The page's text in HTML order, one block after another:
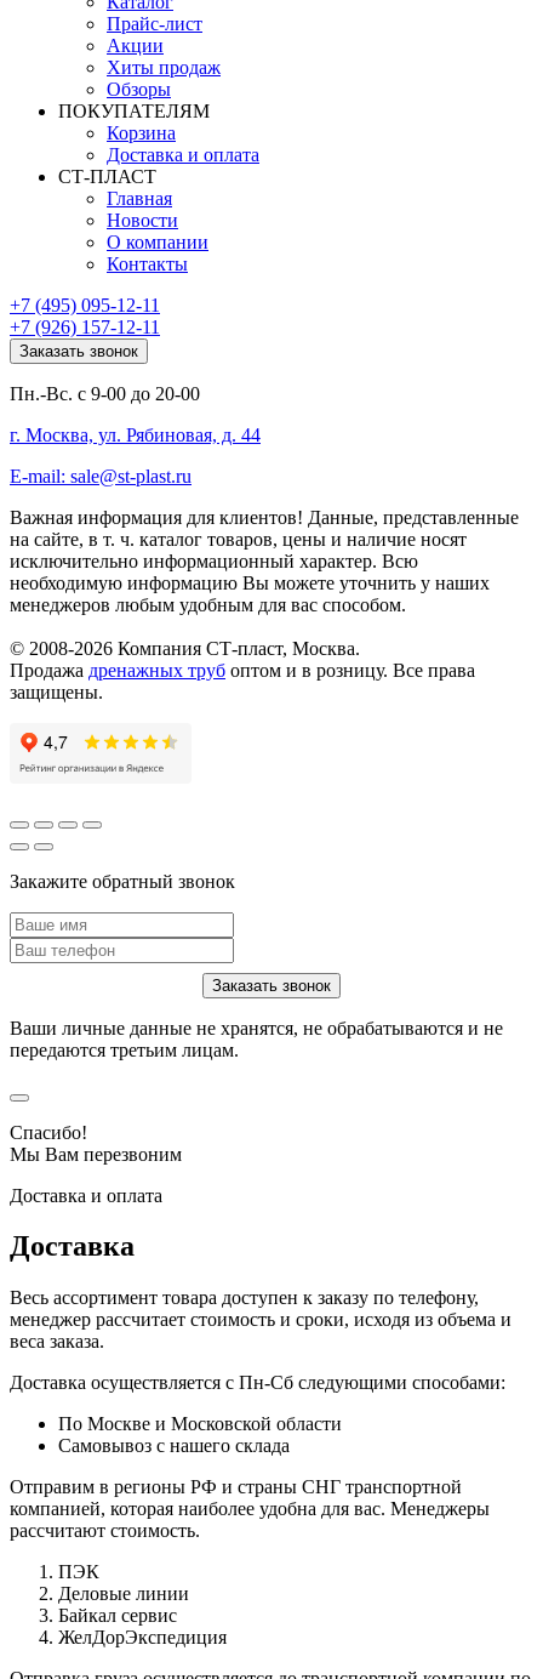
Прайс-лист
Акции
Хиты продаж
Обзоры
ПОКУПАТЕЛЯМ
Корзина
Доставка и оплата
СТ-ПЛАСТ
Главная
Новости
О компании
Контакты
+7 (495) 095-12-11
+7 (926) 157-12-11
Заказать звонок
Пн.-Вс. с 9-00 до 20-00
г. Москва, ул. Рябиновая, д. 44
E-mail: sale@st-plast.ru
Важная информация для клиентов! Данные, представленные
на сайте, в т. ч. каталог товаров, цены и наличие носят
исключительно информационный характер. Всю
необходимую информацию Вы можете уточнить у наших
менеджеров любым удобным для вас способом.
© 2008-2026 Компания СТ-пласт, Москва.
Продажа дренажных труб оптом и в розницу. Все права
защищены.
Закажите обратный звонок
Ваши личные данные не хранятся, не обрабатываются и не
передаются третьим лицам.
Спасибо!
Мы Вам перезвоним
Доставка и оплата
Доставка
Весь ассортимент товара доступен к заказу по телефону,
менеджер рассчитает стоимость и сроки, исходя из объема и
веса заказа.
Доставка осуществляется с Пн-Сб следующими способами:
По Москве и Московской области
Самовывоз с нашего склада
Отправим в регионы РФ и страны СНГ транспортной
компанией, которая наиболее удобна для вас. Менеджеры
рассчитают стоимость.
ПЭК
Деловые линии
Байкал сервис
ЖелДорЭкспедиция